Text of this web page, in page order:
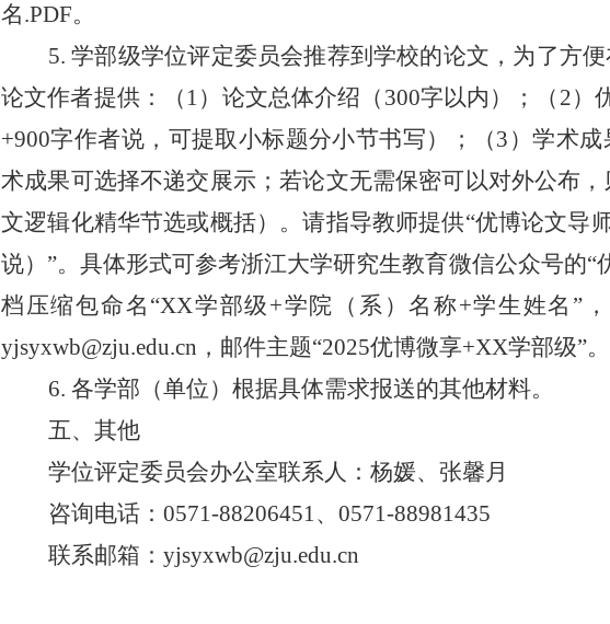
名.PDF。
5. 学部级学位评定委员会推荐到学校的论文，为了方
论文作者提供：（ 1）论文总体介绍（ 300字以内）；（ 2）
+900字作者说，可提取小标题分小节书写）；（3 ）学术
术成果可选择不递交展示；若论文无需保密可以对外公布，
文逻辑化精华节选或概括）。请指导教师提供“优博论文导
说）”。具体形式可参考浙江大学研究生教育微信公众号的“
档压缩包命名“XX学部级+学院（系）名称+学生姓名”
yjsyxwb@zju.edu.cn ，邮件主题“2025优博微享+XX学部级”。
6. 各学部 （单位） 根据具体需求报送的其他材料。
五、其他
学位评定委员会办公室联系人：杨媛、张馨月
咨询电话： 0571-88206451、 0571-88981435
联系邮箱： yjsyxwb@zju.edu.cn